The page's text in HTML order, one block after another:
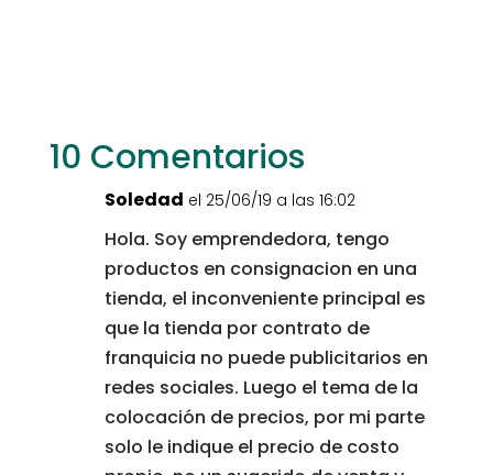
10 Comentarios
Soledad el 25/06/19 a las 16:02
Hola. Soy emprendedora, tengo
productos en consignacion en una
tienda, el inconveniente principal es
que la tienda por contrato de
franquicia no puede publicitarios en
redes sociales. Luego el tema de la
colocación de precios, por mi parte
solo le indique el precio de costo